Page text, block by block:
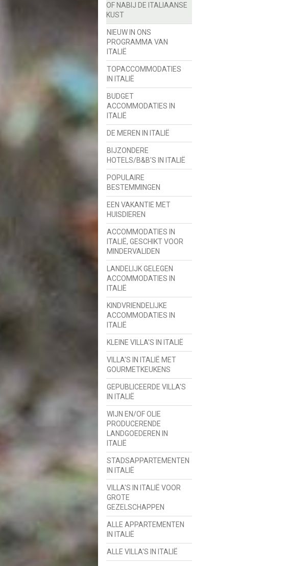
OF NABIJ DE ITALIAANSE
KUST
NIEUW IN ONS
PROGRAMMA VAN
ITALIË
TOPACCOMMODATIES
IN ITALIË
BUDGET
ACCOMMODATIES IN
ITALIË
DE MEREN IN ITALIË
BIJZONDERE
HOTELS/B&B'S IN ITALIË
POPULAIRE
BESTEMMINGEN
EEN VAKANTIE MET
HUISDIEREN
ACCOMMODATIES IN
ITALIË, GESCHIKT VOOR
MINDERVALIDEN
LANDELIJK GELEGEN
ACCOMMODATIES IN
ITALIË
KINDVRIENDELIJKE
ACCOMMODATIES IN
ITALIË
KLEINE VILLA'S IN ITALIË
VILLA'S IN ITALIË MET
GOURMETKEUKENS
GEPUBLICEERDE VILLA'S
IN ITALIË
WIJN EN/OF OLIE
PRODUCERENDE
LANDGOEDEREN IN
ITALIË
STADSAPPARTEMENTEN
IN ITALIË
VILLA'S IN ITALIË VOOR
GROTE
GEZELSCHAPPEN
ALLE APPARTEMENTEN
IN ITALIË
ALLE VILLA'S IN ITALIË